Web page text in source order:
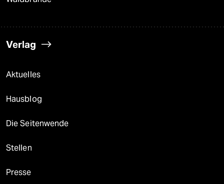
Verlag
Aktuelles
Hausblog
Die Seitenwende
Stellen
Presse